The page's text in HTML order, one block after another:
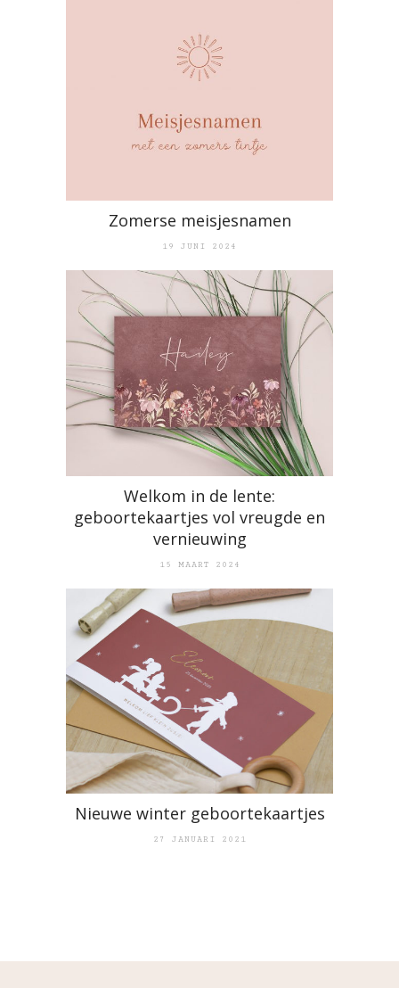
Zomerse meisjesnamen
19 JUNI 2024
Welkom in de lente:
geboortekaartjes vol vreugde en
vernieuwing
15 MAART 2024
Nieuwe winter geboortekaartjes
27 JANUARI 2021